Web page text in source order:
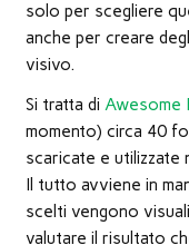
solo per scegliere
anche per creare
visivo.
Si tratta di Awesome
momento) circa 40
scaricate e utilizzate
Il tutto avviene in
scelti vengono
valutare il risultato